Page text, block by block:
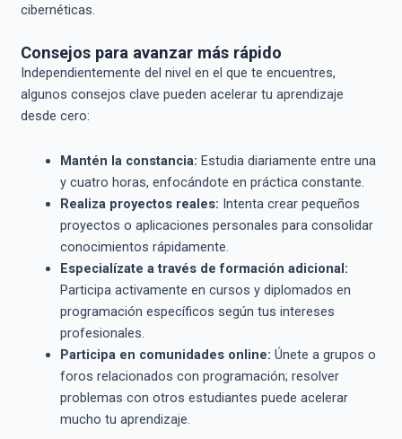
cibernéticas.
Consejos para avanzar más rápido
Independientemente del nivel en el que te encuentres,
algunos consejos clave pueden acelerar tu aprendizaje
desde cero:
Mantén la constancia: Estudia diariamente entre una
y cuatro horas, enfocándote en práctica constante.
Realiza proyectos reales: Intenta crear pequeños
proyectos o aplicaciones personales para consolidar
conocimientos rápidamente.
Especialízate a través de formación adicional:
Participa activamente en cursos y diplomados en
programación específicos según tus intereses
profesionales.
Participa en comunidades online: Únete a grupos o
foros relacionados con programación; resolver
problemas con otros estudiantes puede acelerar
mucho tu aprendizaje.